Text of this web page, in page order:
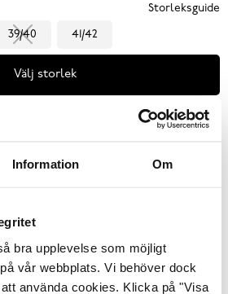
Information Om
bra upplevelse som möjligt
vår webbplats. Vi behöver dock
använda cookies. Klicka på "Visa
450 kr
Storleksguide
39/40 41/42
Välj storlek
sandal i vit färg som passar lika
lediga dagar hemma. Med
yttersula i gummi får du en
Läs mer